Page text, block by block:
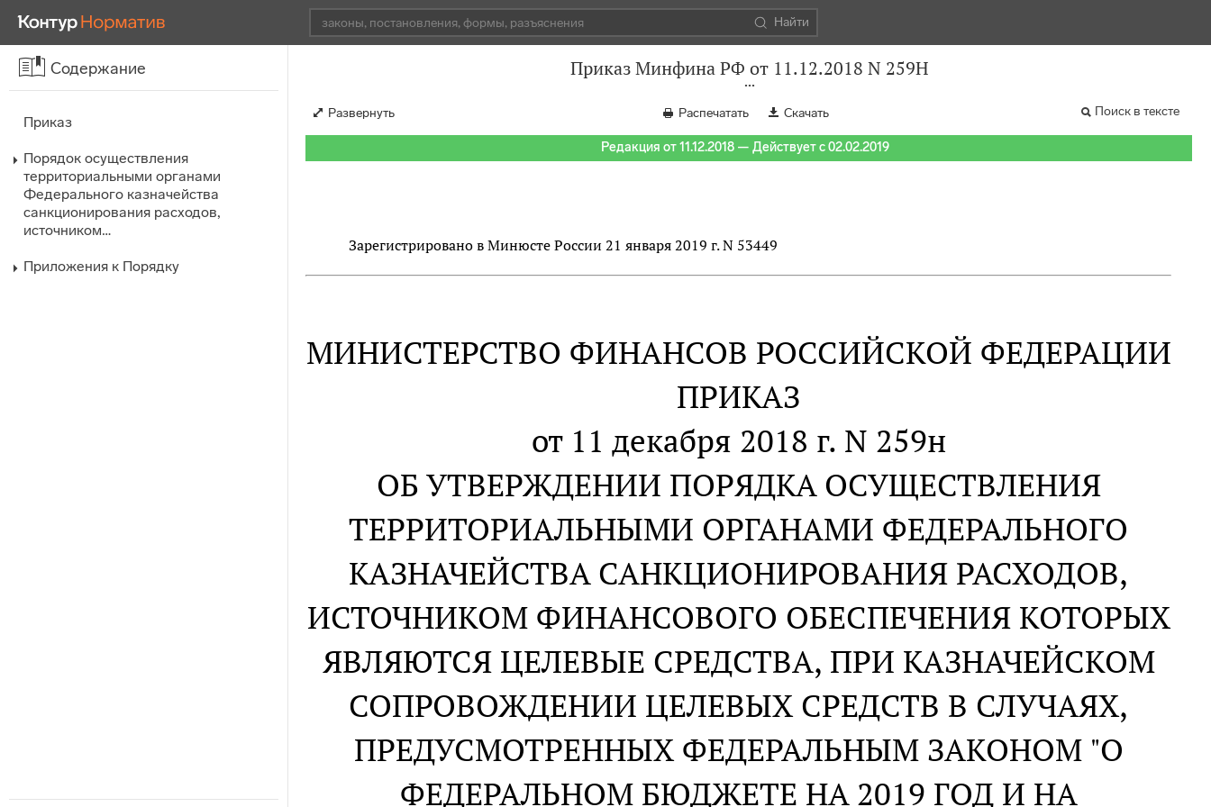
Найти
Содержание
Приказ
Порядок осуществления
территориальными органами
Федерального казначейства
санкционирования расходов,
источником…
Приложения к Порядку
Приказ Минфина РФ от 11.12.2018 N 259Н
Развернуть Распечатать Скачать Поиск в тексте
Редакция от 11.12.2018 — Действует с 02.02.2019
Зарегистрировано в Минюсте России 21 января 2019 г. N 53449
МИНИСТЕРСТВО ФИНАНСОВ РОССИЙСКОЙ ФЕДЕРАЦИИ
ПРИКАЗ
от 11 декабря 2018 г. N 259н
ОБ УТВЕРЖДЕНИИ ПОРЯДКА ОСУЩЕСТВЛЕНИЯ
ТЕРРИТОРИАЛЬНЫМИ ОРГАНАМИ ФЕДЕРАЛЬНОГО
КАЗНАЧЕЙСТВА САНКЦИОНИРОВАНИЯ РАСХОДОВ,
ИСТОЧНИКОМ ФИНАНСОВОГО ОБЕСПЕЧЕНИЯ КОТОРЫХ
ЯВЛЯЮТСЯ ЦЕЛЕВЫЕ СРЕДСТВА, ПРИ КАЗНАЧЕЙСКОМ
СОПРОВОЖДЕНИИ ЦЕЛЕВЫХ СРЕДСТВ В СЛУЧАЯХ,
ПРЕДУСМОТРЕННЫХ ФЕДЕРАЛЬНЫМ ЗАКОНОМ "О
ФЕДЕРАЛЬНОМ БЮДЖЕТЕ НА 2019 ГОД И НА